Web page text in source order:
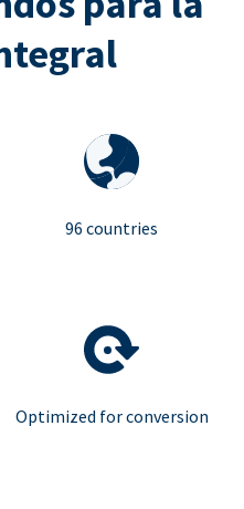
96 countries
Optimized for conversion